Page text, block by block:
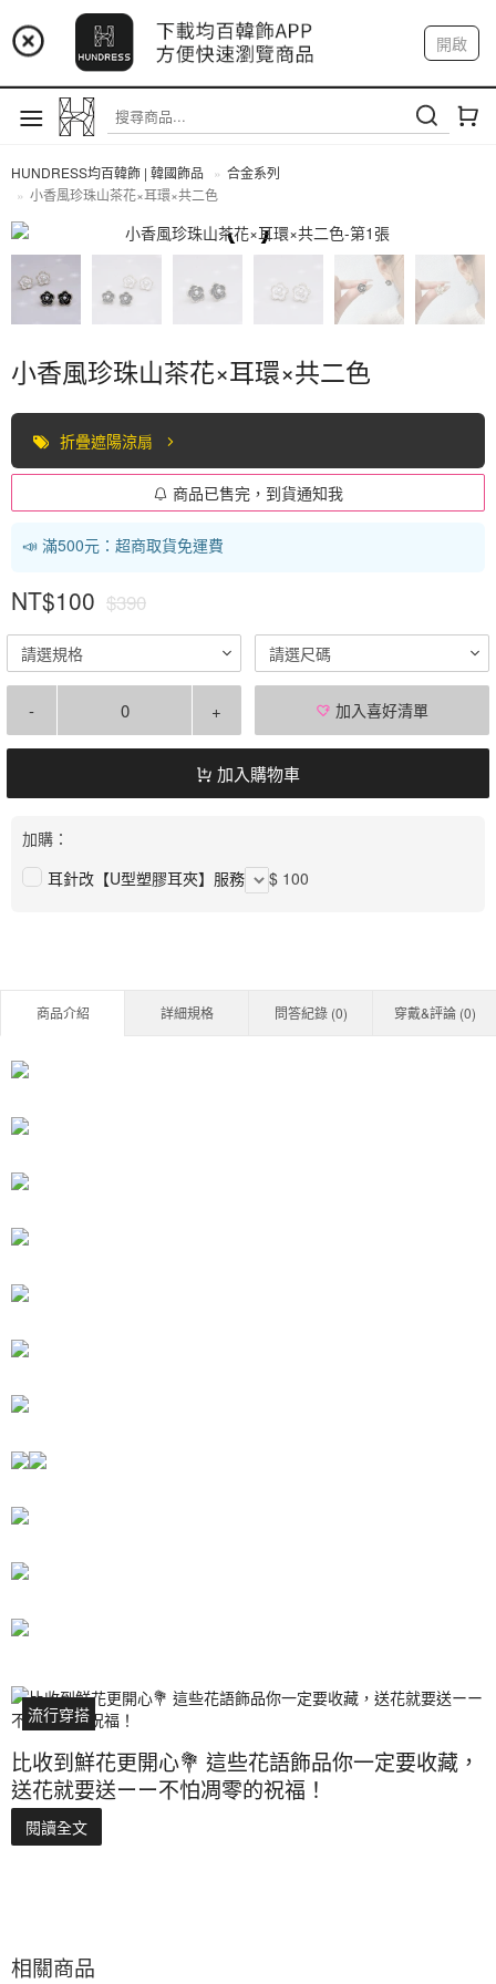
📢 市集預告：9/4-9/6 淡水捷運站
📢 市集預告：9/12-9/13 八里海巡基地
📢 市集預告：8/22-8/23 桃園青埔置地廣場
開啟
註冊 我的帳戶
HUNDRESS均百韓飾 | 韓國飾品
合金系列
小香風珍珠山茶花×耳環×共二色
小香風珍珠山茶花×耳環×共二色
折疊遮陽涼扇
商品已售完，到貨通知我
📣 滿500元：超商取貨免運費
NT$100 $390
請選規格 請選尺碼
- + 加入喜好清單
加入購物車
加購：
耳針改【U型塑膠耳夾】服務
$ 100
商品介紹 詳細規格 問答紀錄 (0) 穿戴&評論 (0)
流行穿搭
比收到鮮花更開心💐 這些花語飾品你一定要收藏，
送花就要送ーー不怕凋零的祝福！
閱讀全文
相關商品